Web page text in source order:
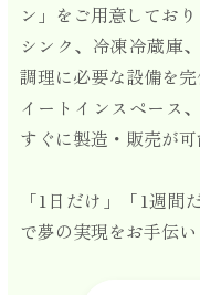
ン」をご用意しており
シンク、冷凍冷蔵庫
調理に必要な設備を完
イートインスペース
すぐに製造・販売が可
「1日だけ」「1週間
で夢の実現をお手伝い